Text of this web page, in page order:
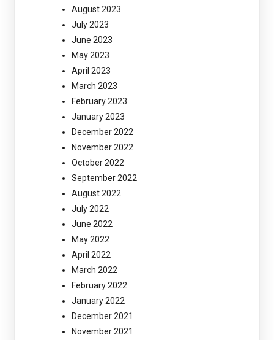
August 2023
July 2023
June 2023
May 2023
April 2023
March 2023
February 2023
January 2023
December 2022
November 2022
October 2022
September 2022
August 2022
July 2022
June 2022
May 2022
April 2022
March 2022
February 2022
January 2022
December 2021
November 2021